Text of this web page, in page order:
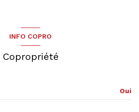
INFO COPRO
Copropriété
Oui